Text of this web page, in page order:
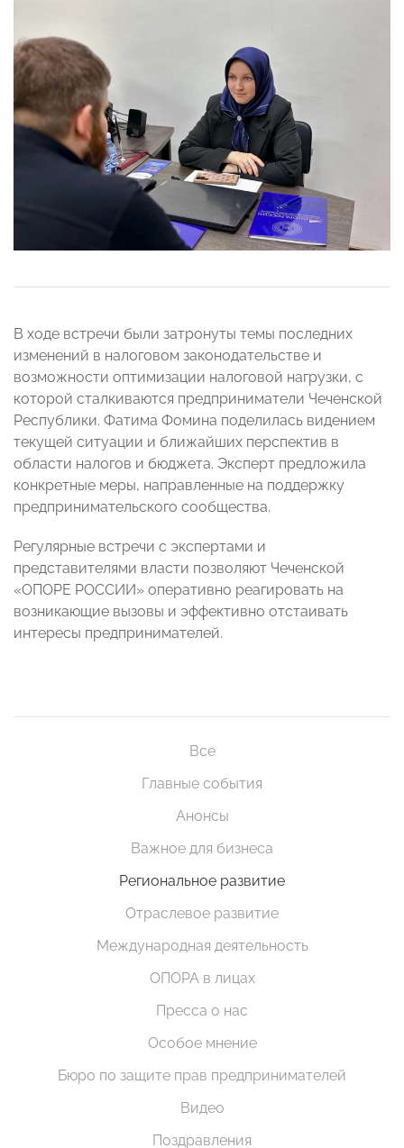
В ходе встречи были затронуты темы последних
изменений в налоговом законодательстве и
возможности оптимизации налоговой нагрузки, с
которой сталкиваются предприниматели Чеченской
Республики. Фатима Фомина поделилась видением
текущей ситуации и ближайших перспектив в
области налогов и бюджета. Эксперт предложила
конкретные меры, направленные на поддержку
предпринимательского сообщества.
Регулярные встречи с экспертами и
представителями власти позволяют Чеченской
«ОПОРЕ РОССИИ» оперативно реагировать на
возникающие вызовы и эффективно отстаивать
интересы предпринимателей.
Все
Главные события
Анонсы
Важное для бизнеса
Региональное развитие
Отраслевое развитие
Международная деятельность
ОПОРА в лицах
Пресса о нас
Особое мнение
Бюро по защите прав предпринимателей
Видео
Поздравления